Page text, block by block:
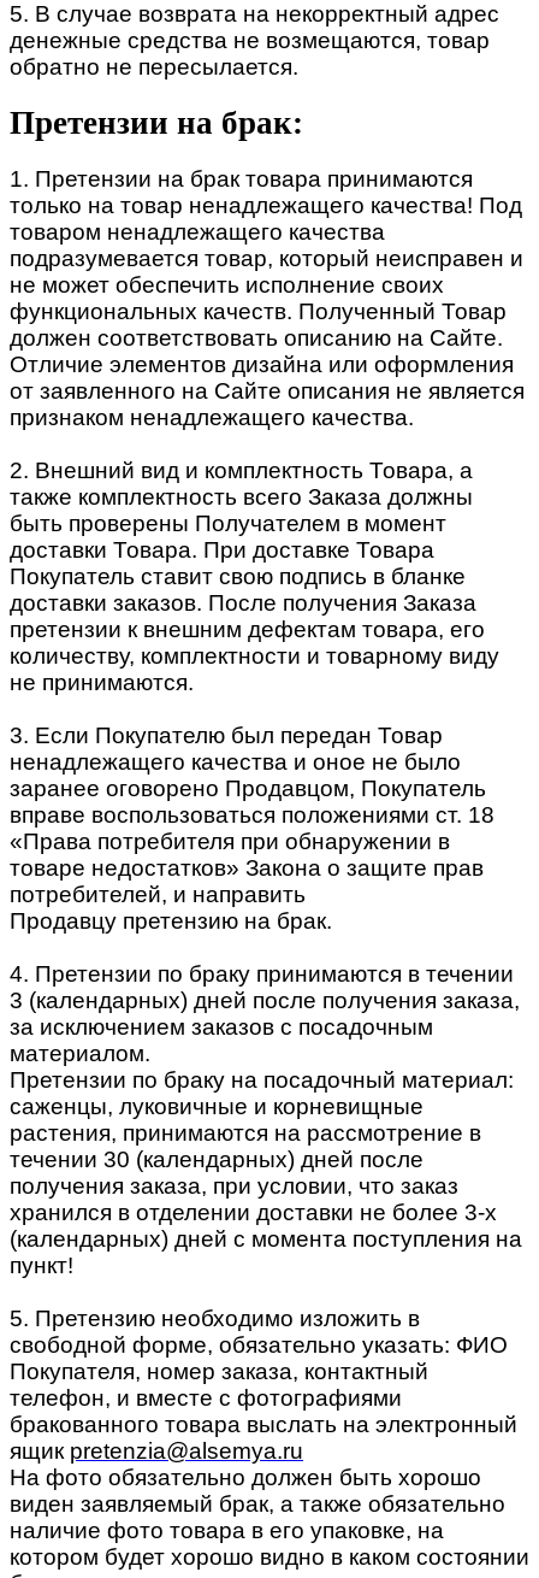
5. В случае возврата на некорректный адрес
денежные средства не возмещаются, товар
обратно не пересылается.
Претензии на брак:
1. Претензии на брак товара принимаются
только на товар ненадлежащего качества! Под
товаром ненадлежащего качества
подразумевается товар, который неисправен и
не может обеспечить исполнение своих
функциональных качеств. Полученный Товар
должен соответствовать описанию на Сайте.
Отличие элементов дизайна или оформления
от заявленного на Сайте описания не является
признаком ненадлежащего качества.
2. Внешний вид и комплектность Товара, а
также комплектность всего Заказа должны
быть проверены Получателем в момент
доставки Товара. При доставке Товара
Покупатель ставит свою подпись в бланке
доставки заказов. После получения Заказа
претензии к внешним дефектам товара, его
количеству, комплектности и товарному виду
не принимаются.
3. Если Покупателю был передан Товар
ненадлежащего качества и оное не было
заранее оговорено Продавцом, Покупатель
вправе воспользоваться положениями ст. 18
«Права потребителя при обнаружении в
товаре недостатков» Закона о защите прав
потребителей, и направить
Продавцу претензию на брак.
4. Претензии по браку принимаются в течении
3 (календарных) дней после получения заказа,
за исключением заказов с посадочным
материалом.
Претензии по браку на посадочный материал:
саженцы, луковичные и корневищные
растения, принимаются на рассмотрение в
течении 30 (календарных) дней после
получения заказа, при условии, что заказ
хранился в отделении доставки не более 3-х
(календарных) дней с момента поступления на
пункт!
5. Претензию необходимо изложить в
свободной форме, обязательно указать: ФИО
Покупателя, номер заказа, контактный
телефон, и вместе с фотографиями
бракованного товара выслать на электронный
ящик pretenzia@alsemya.ru
На фото обязательно должен быть хорошо
виден заявляемый брак, а также обязательно
наличие фото товара в его упаковке, на
котором будет хорошо видно в каком состоянии